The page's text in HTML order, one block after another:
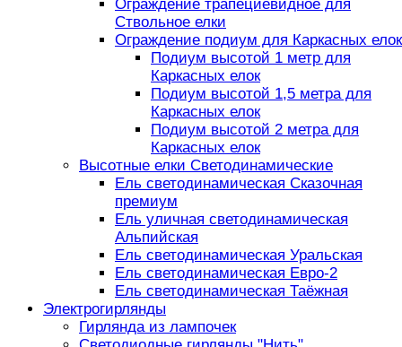
Ограждение трапециевидное для
Ствольное елки
Ограждение подиум для Каркасных елок
Подиум высотой 1 метр для
Каркасных елок
Подиум высотой 1,5 метра для
Каркасных елок
Подиум высотой 2 метра для
Каркасных елок
Высотные елки Светодинамические
Ель светодинамическая Сказочная
премиум
Ель уличная светодинамическая
Альпийская
Ель светодинамическая Уральская
Ель светодинамическая Евро-2
Ель светодинамическая Таёжная
Электрогирлянды
Гирлянда из лампочек